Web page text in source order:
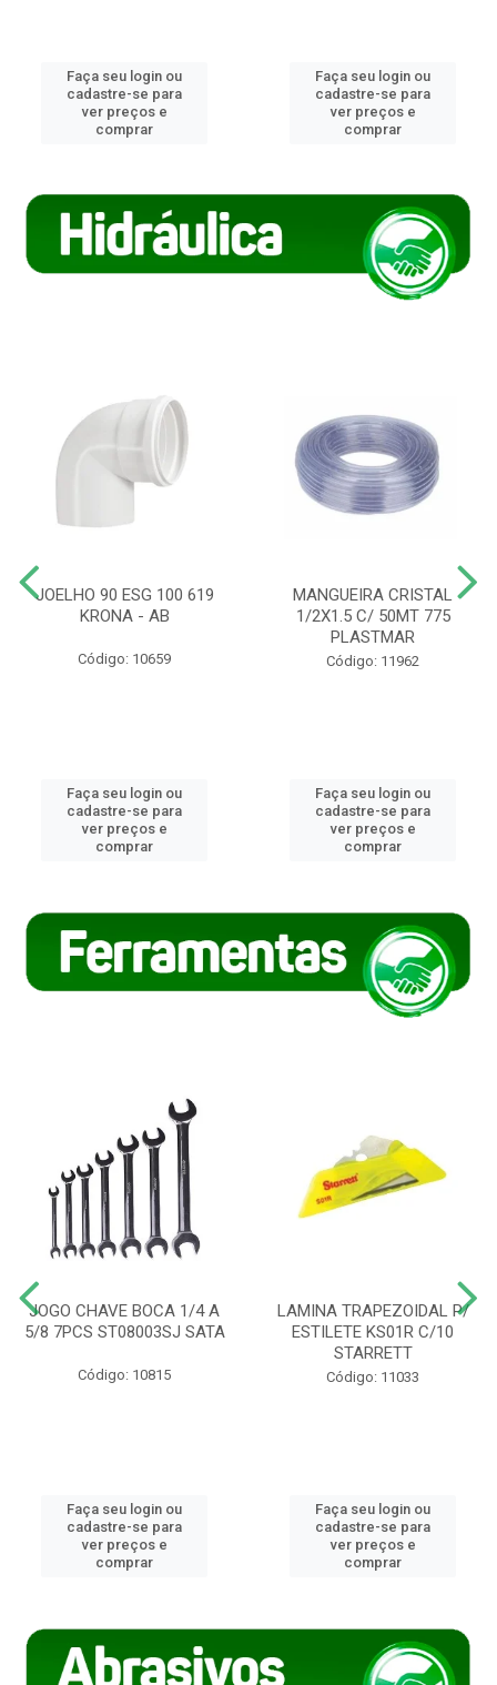
Faça seu login ou
cadastre-se para
ver preços e
comprar
Faça seu login ou
cadastre-se para
ver preços e
comprar
JOELHO 90 ESG 100 619
KRONA - AB
Código: 10659
Faça seu login ou
cadastre-se para
ver preços e
comprar
MANGUEIRA CRISTAL
1/2X1.5 C/ 50MT 775
PLASTMAR
Código: 11962
Faça seu login ou
cadastre-se para
ver preços e
comprar
JOGO CHAVE BOCA 1/4 A
5/8 7PCS ST08003SJ SATA
Código: 10815
Faça seu login ou
cadastre-se para
ver preços e
comprar
LAMINA TRAPEZOIDAL P/
ESTILETE KS01R C/10
STARRETT
Código: 11033
Faça seu login ou
cadastre-se para
ver preços e
comprar